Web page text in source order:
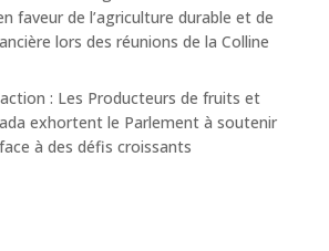
faveur de l’agriculture durable et de
lors des réunions de la Colline
: Les Producteurs de fruits et
exhortent le Parlement à soutenir
à des défis croissants